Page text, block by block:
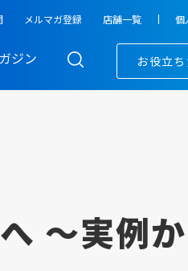
メルマガ登録 店舗一覧 個
ジン お役立
～実例